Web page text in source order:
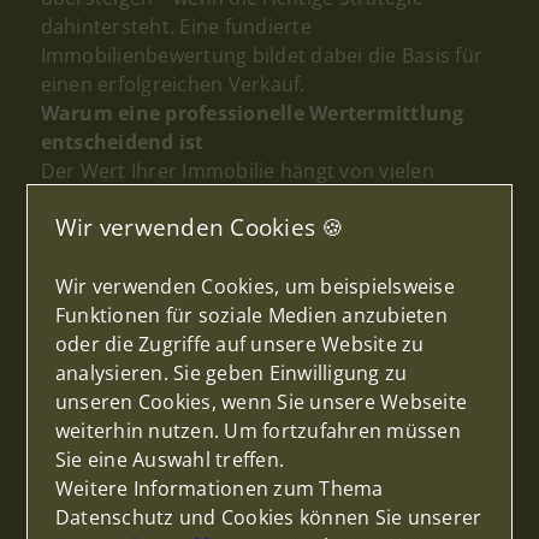
dahintersteht. Eine fundierte
Immobilienbewertung bildet dabei die Basis für
einen erfolgreichen Verkauf.
Warum eine professionelle Wertermittlung
entscheidend ist
Der Wert Ihrer Immobilie hängt von vielen
Zustandspielen eine zentrale Rolle. Doch der
tatsächlicheVerkaufspreiskann mit der
richtigen Vermarktungsstrategie deutlich höher
ausfallen.
Genau hier setzt unsere Expertise an. Bei WERT
& RAUM Immobilien bewerten wir Ihre Immobilie
nicht nur anhand von Daten, sondern auch mit
einem tiefen Verständnis für den Markt und
einer individuellen Betrachtung Ihrer Immobilie.
Denn oft lassen sich durch gezielte Aufwertung,
Wir verwenden Cookies 🍪
Wir verwenden Cookies, um beispielsweise
Funktionen für soziale Medien anzubieten
oder die Zugriffe auf unsere Website zu
analysieren. Sie geben Einwilligung zu
unseren Cookies, wenn Sie unsere Webseite
weiterhin nutzen. Um fortzufahren müssen
Sie eine Auswahl treffen.
Weitere Informationen zum Thema
Datenschutz und Cookies können Sie unserer